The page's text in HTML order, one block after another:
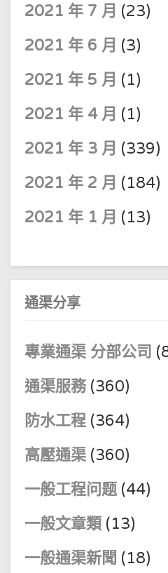
2021 年 7 月 (23)
2021 年 6 月 (3)
2021 年 5 月 (1)
2021 年 4 月 (1)
2021 年 3 月 (339)
2021 年 2 月 (184)
2021 年 1 月 (13)
通渠分享
專業通渠 分部公司
通渠服務 (360)
防水工程 (364)
高壓通渠 (360)
一般工程问题 (44)
一般文章類 (13)
一般通渠新聞 (18)